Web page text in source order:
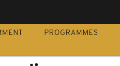
PROGRAMMES